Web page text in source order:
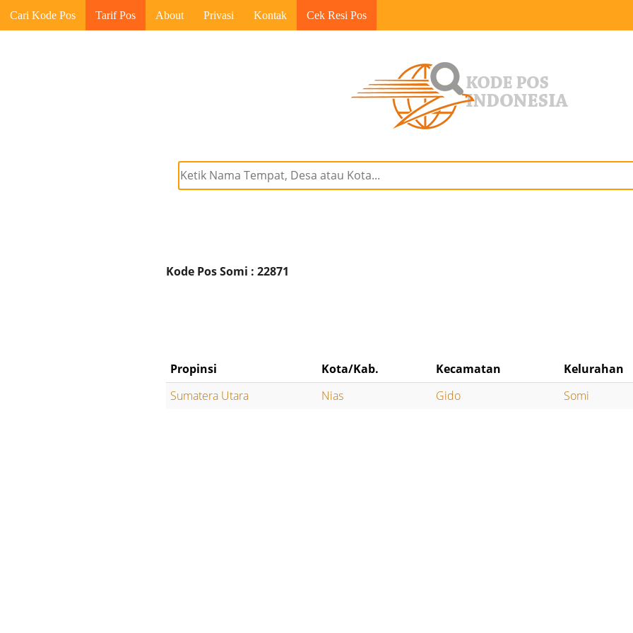
Cari Kode Pos Tarif Pos About Privasi Kontak Cek Resi Pos
Kode Pos Somi : 22871
Propinsi Kota/Kab. Kecamatan
Kelurahan
Sumatera Utara
Nias Gido Somi